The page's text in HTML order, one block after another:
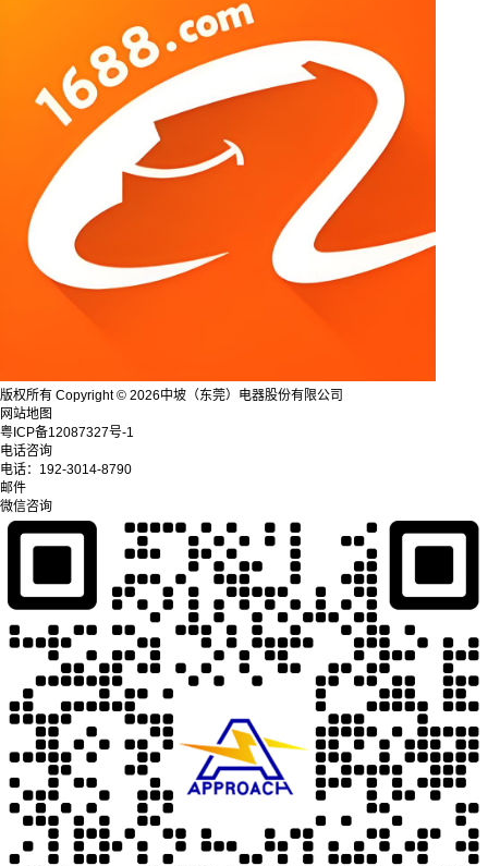
版权所有 Copyright © 2026中坡（东莞）电器股份有限公司
网站地图
粤ICP备12087327号-1
电话咨询
电话： 192-3014-8790
邮件
微信咨询